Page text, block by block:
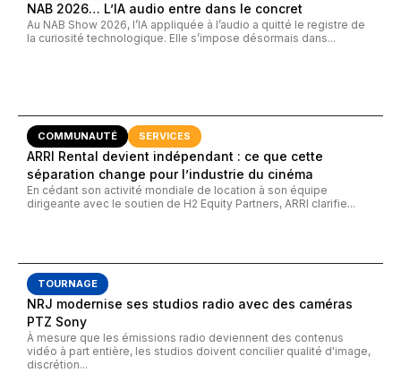
NAB 2026… L’IA audio entre dans le concret
Au NAB Show 2026, l’IA appliquée à l’audio a quitté le registre de
la curiosité technologique. Elle s’impose désormais dans...
COMMUNAUTÉ SERVICES
ARRI Rental devient indépendant : ce que cette
séparation change pour l’industrie du cinéma
En cédant son activité mondiale de location à son équipe
dirigeante avec le soutien de H2 Equity Partners, ARRI clarifie...
TOURNAGE
NRJ modernise ses studios radio avec des caméras
PTZ Sony
À mesure que les émissions radio deviennent des contenus
vidéo à part entière, les studios doivent concilier qualité d'image,
discrétion...